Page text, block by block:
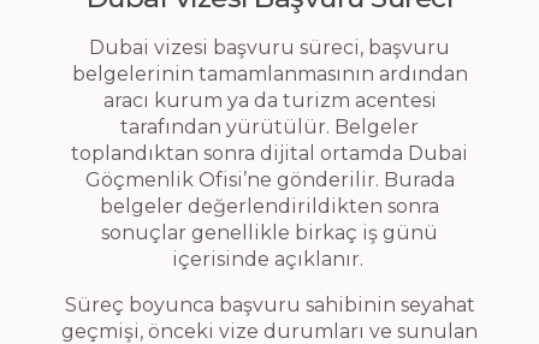
Dubai vizesi başvuru süreci, başvuru
belgelerinin tamamlanmasının ardından
aracı kurum ya da turizm acentesi
tarafından yürütülür. Belgeler
toplandıktan sonra dijital ortamda Dubai
Göçmenlik Ofisi’ne gönderilir. Burada
belgeler değerlendirildikten sonra
sonuçlar genellikle birkaç iş günü
içerisinde açıklanır.
Süreç boyunca başvuru sahibinin seyahat
geçmişi, önceki vize durumları ve sunulan